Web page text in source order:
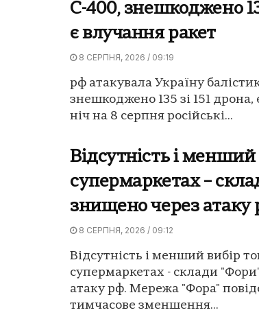
С-400, знешкоджено
є влучання ракет
8 СЕРПНЯ, 2026 / 09:19
рф атакувала Україну
знешкоджено 135 зі 151 дрона,
ніч на 8 серпня російські...
Відсутність і менший
супермаркетах –
знищено через атаку
8 СЕРПНЯ, 2026 / 09:12
Відсутність і менший вибір
супермаркетах - склади
атаку рф. Мережа "Фора"
тимчасове зменшення...